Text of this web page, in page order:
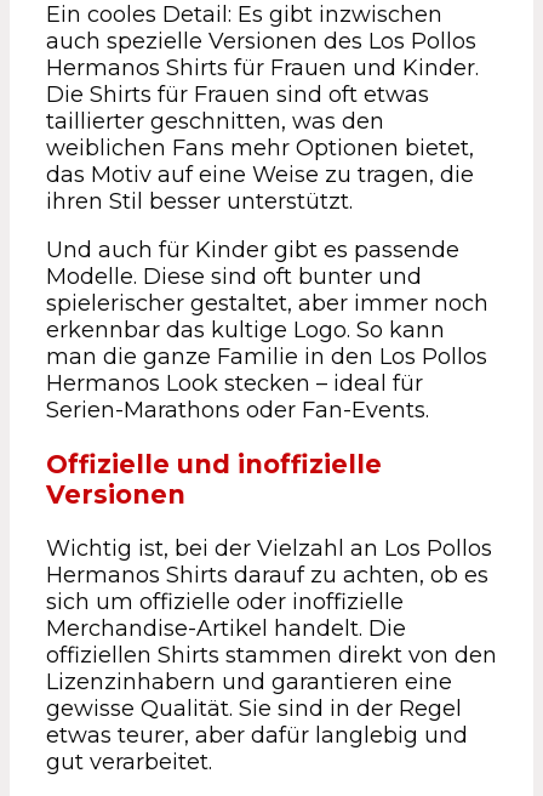
Ein cooles Detail: Es gibt inzwischen
auch spezielle Versionen des Los Pollos
Hermanos Shirts für Frauen und Kinder.
Die Shirts für Frauen sind oft etwas
taillierter geschnitten, was den
weiblichen Fans mehr Optionen bietet,
das Motiv auf eine Weise zu tragen, die
ihren Stil besser unterstützt.
Und auch für Kinder gibt es passende
Modelle. Diese sind oft bunter und
spielerischer gestaltet, aber immer noch
erkennbar das kultige Logo. So kann
man die ganze Familie in den Los Pollos
Hermanos Look stecken – ideal für
Serien-Marathons oder Fan-Events.
Offizielle und inoffizielle
Versionen
Wichtig ist, bei der Vielzahl an Los Pollos
Hermanos Shirts darauf zu achten, ob es
sich um offizielle oder inoffizielle
Merchandise-Artikel handelt. Die
offiziellen Shirts stammen direkt von den
Lizenzinhabern und garantieren eine
gewisse Qualität. Sie sind in der Regel
etwas teurer, aber dafür langlebig und
gut verarbeitet.